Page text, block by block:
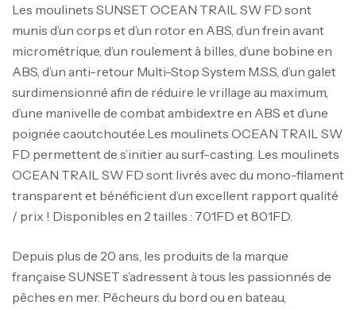
Les moulinets SUNSET OCEAN TRAIL SW FD sont
munis d’un corps et d’un rotor en ABS, d’un frein avant
micrométrique, d’un roulement à billes, d’une bobine en
ABS, d’un anti-retour Multi-Stop System M.S.S, d’un galet
surdimensionné afin de réduire le vrillage au maximum,
d’une manivelle de combat ambidextre en ABS et d’une
poignée caoutchoutée.Les moulinets OCEAN TRAIL SW
FD permettent de s’initier au surf-casting. Les moulinets
OCEAN TRAIL SW FD sont livrés avec du mono-filament
transparent et bénéficient d’un excellent rapport qualité
/ prix ! Disponibles en 2 tailles : 701FD et 801FD.
Depuis plus de 20 ans, les produits de la marque
française SUNSET s’adressent à tous les passionnés de
pêches en mer. Pêcheurs du bord ou en bateau,